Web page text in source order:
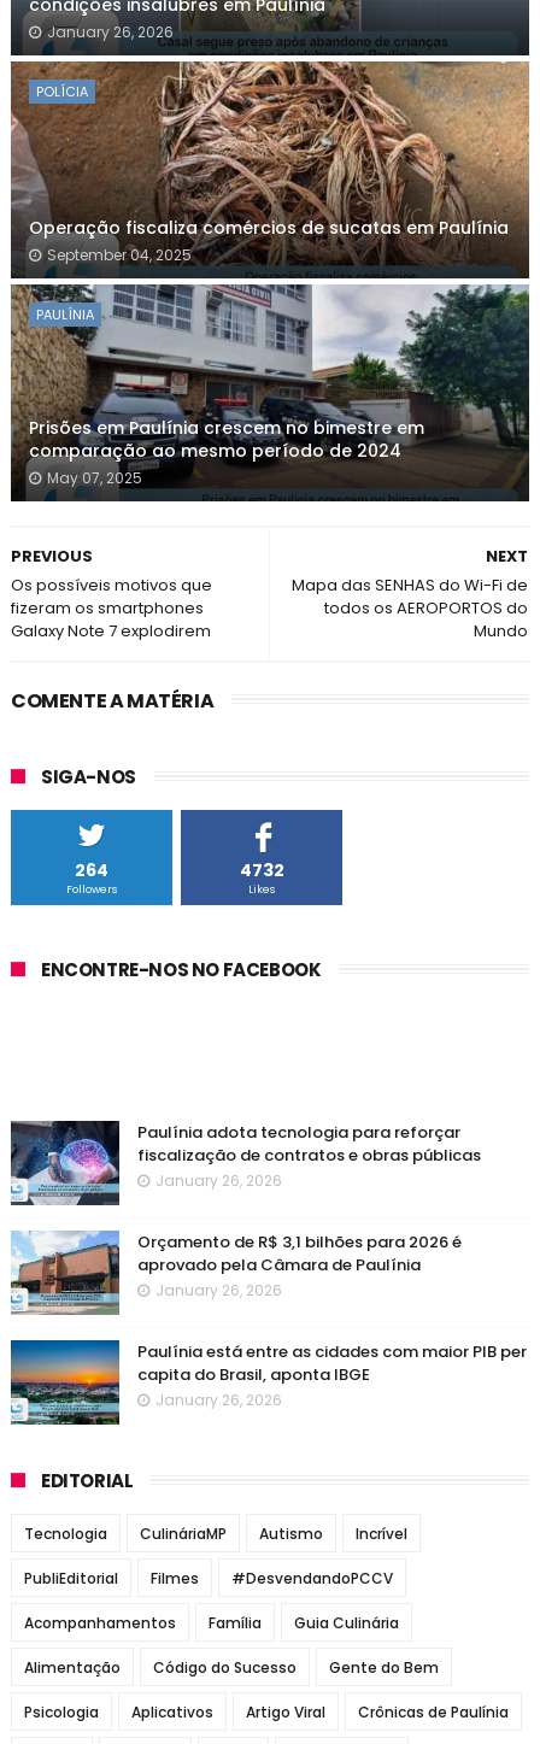
January 26, 2026
POLÍCIA
Operação fiscaliza comércios de sucatas em Paulínia
September 04, 2025
PAULÍNIA
Prisões em Paulínia crescem no bimestre em
comparação ao mesmo período de 2024
May 07, 2025
NEXT
Mapa das SENHAS do Wi-Fi de
todos os AEROPORTOS do
Mundo
PREVIOUS
Os possíveis motivos que
fizeram os smartphones
Galaxy Note 7 explodirem
COMENTE A MATÉRIA
SIGA-NOS
264
Followers
4732
Likes
ENCONTRE-NOS NO FACEBOOK
Paulínia adota tecnologia para reforçar
fiscalização de contratos e obras públicas
January 26, 2026
Orçamento de R$ 3,1 bilhões para 2026 é
aprovado pela Câmara de Paulínia
January 26, 2026
Paulínia está entre as cidades com maior PIB per
capita do Brasil, aponta IBGE
January 26, 2026
EDITORIAL
Tecnologia CulináriaMP Autismo Incrível
PubliEditorial Filmes #DesvendandoPCCV
Acompanhamentos Família Guia Culinária
Alimentação Código do Sucesso Gente do Bem
Psicologia Aplicativos Artigo Viral Crônicas de Paulínia